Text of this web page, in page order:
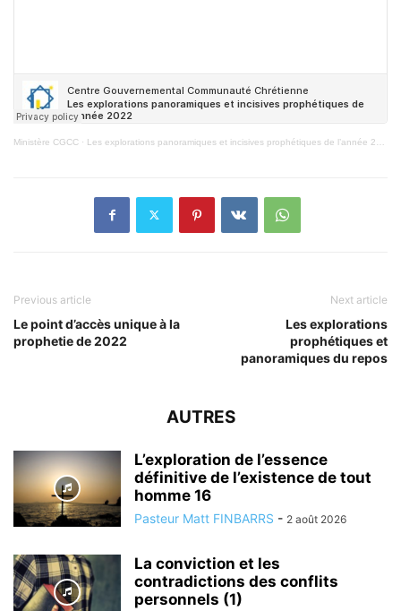
Ministère CGCC · Les explorations panoramiques et incisives prophétiques de l’année 2022
Previous article
Le point d’accès unique à la
prophetie de 2022
Next article
Les explorations
prophétiques et
panoramiques du repos
AUTRES
L’exploration de l’essence
définitive de l’existence de tout
homme 16
Pasteur Matt FINBARRS - 2 août 2026
La conviction et les
contradictions des conflits
personnels (1)